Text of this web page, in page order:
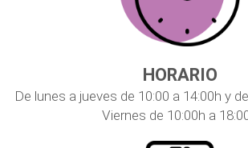
HORARIO
De lunes a jueves de 10:00 a 14:00h y
Viernes de 10:00h a